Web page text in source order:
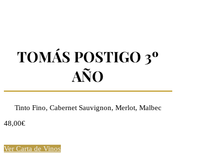
TOMÁS POSTIGO 3º
AÑO
Tinto Fino, Cabernet Sauvignon, Merlot, Malbec
48,00€
Ver Carta de Vinos